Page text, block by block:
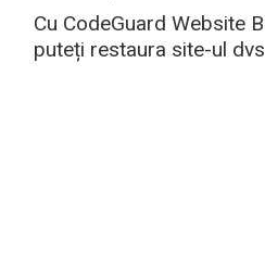
Cu CodeGuard Website
puteți restaura site-ul